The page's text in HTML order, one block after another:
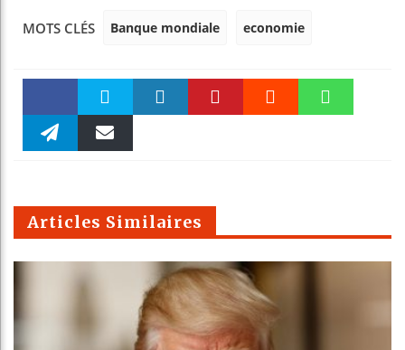
MOTS CLÉS Banque mondiale economie
Faceboo Twitter
m
Articles Similaires